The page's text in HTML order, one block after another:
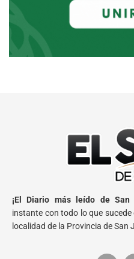
¡El Diario más leído de San
instante con todo lo que
localidad de la Provincia de San